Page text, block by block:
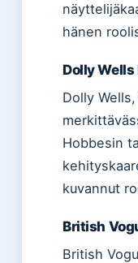
hänen
Dolly
Dolly
Hobbesin
kuvannut
British
British